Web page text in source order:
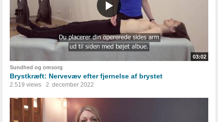
03:02
Sundhed og omsorg
Brystkræft: Nervevæv efter fjernelse af brystet
2.519 views 2. december 2022